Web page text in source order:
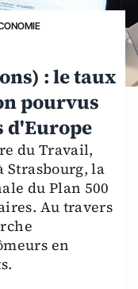
: le taux
pourvus
d'Europe
du Travail,
Strasbourg, la
du Plan 500
Au travers
en